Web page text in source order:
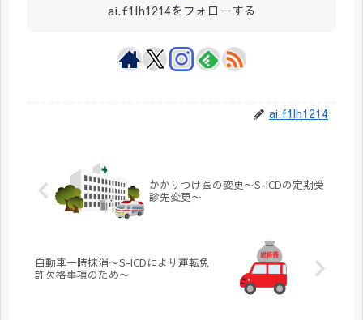
ai.f1lh1214をフォローする
ai.f1lh1214
かかりつけ医の変更〜S-ICDの定期受
診先変更〜
自動車一時抹消〜S-ICDにより運転免
許欠格事項のため〜